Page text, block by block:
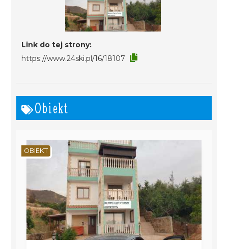
Link do tej strony:
https://www.24ski.pl/16/18107
Obiekt
OBIEKT